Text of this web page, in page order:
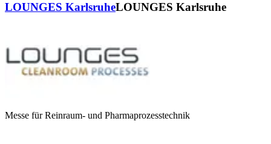
LOUNGES KarlsruheLOUNGES Karlsruhe
Messe für Reinraum- und Pharmaprozesstechnik